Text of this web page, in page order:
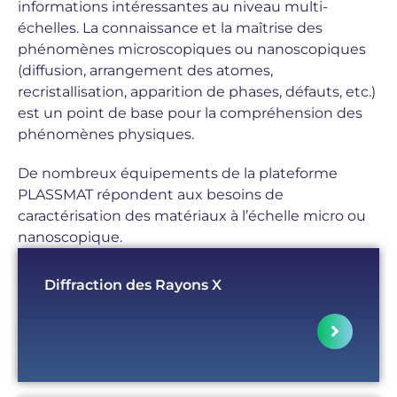
informations intéressantes au niveau multi-
échelles. La connaissance et la maîtrise des
phénomènes microscopiques ou nanoscopiques
(diffusion, arrangement des atomes,
recristallisation, apparition de phases, défauts, etc.)
est un point de base pour la compréhension des
phénomènes physiques.
De nombreux équipements de la plateforme
PLASSMAT répondent aux besoins de
caractérisation des matériaux à l’échelle micro ou
nanoscopique.
Diffraction des Rayons X